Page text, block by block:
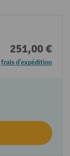
251,00 €
frais d'expédition